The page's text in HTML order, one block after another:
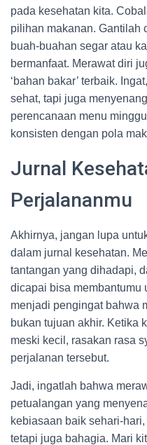
pada kesehatan kita.
pilihan makanan. Gantilah
buah-buahan segar atau
bermanfaat. Merawat diri
‘bahan bakar’ terbaik.
sehat, tapi juga
perencanaan menu
konsisten dengan pola
Jurnal
Perjalananmu
Akhirnya, jangan lupa
dalam jurnal kesehatan.
tantangan yang dihadapi,
dicapai bisa membantumu
menjadi pengingat bahwa
bukan tujuan akhir. Ketika
meski kecil, rasakan rasa
perjalanan tersebut.
Jadi, ingatlah bahwa
petualangan yang
kebiasaan baik sehari-
tetapi juga bahagia. Mari